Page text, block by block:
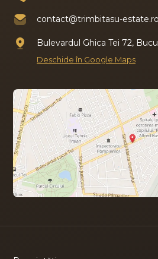
contact@trimbitasu-estate.ro
Bulevardul Ghica Tei 72,
Deschide în Google Maps